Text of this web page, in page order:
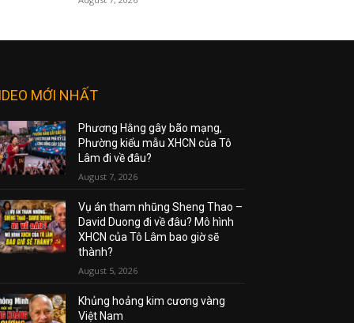
MỚI NHẤT
Phương Hằng gây bão mạng,
Phường kiểu mẫu XHCN của Tô
Lâm đi về đâu?
August 7, 2026
Vụ án tham nhũng Sheng Thao –
David Duong đi về đâu? Mô hình
XHCN của Tô Lâm bao giờ sẽ
thành?
August 5, 2026
Khủng hoảng kim cương vàng
Việt Nam